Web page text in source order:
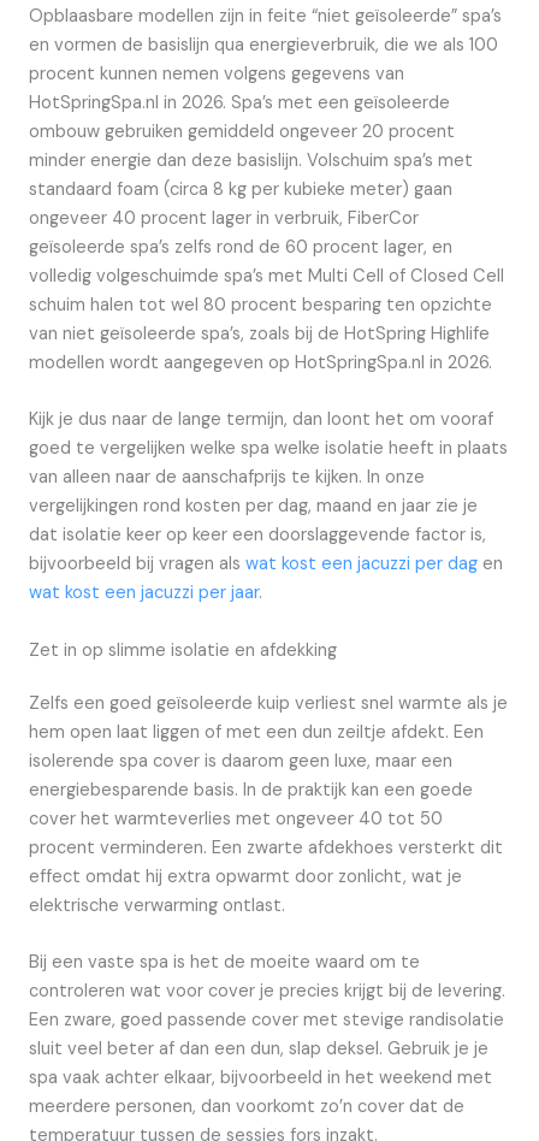
Opblaasbare modellen zijn in feite “niet geïsoleerde” spa’s
en vormen de basislijn qua energieverbruik, die we als 100
procent kunnen nemen volgens gegevens van
HotSpringSpa.nl in 2026. Spa’s met een geïsoleerde
ombouw gebruiken gemiddeld ongeveer 20 procent
minder energie dan deze basislijn. Volschuim spa’s met
standaard foam (circa 8 kg per kubieke meter) gaan
ongeveer 40 procent lager in verbruik, FiberCor
geïsoleerde spa’s zelfs rond de 60 procent lager, en
volledig volgeschuimde spa’s met Multi Cell of Closed Cell
schuim halen tot wel 80 procent besparing ten opzichte
van niet geïsoleerde spa’s, zoals bij de HotSpring Highlife
modellen wordt aangegeven op HotSpringSpa.nl in 2026.
Kijk je dus naar de lange termijn, dan loont het om vooraf
goed te vergelijken welke spa welke isolatie heeft in plaats
van alleen naar de aanschafprijs te kijken. In onze
vergelijkingen rond kosten per dag, maand en jaar zie je
dat isolatie keer op keer een doorslaggevende factor is,
bijvoorbeeld bij vragen als wat kost een jacuzzi per dag en
wat kost een jacuzzi per jaar.
Zet in op slimme isolatie en afdekking
Zelfs een goed geïsoleerde kuip verliest snel warmte als je
hem open laat liggen of met een dun zeiltje afdekt. Een
isolerende spa cover is daarom geen luxe, maar een
energiebesparende basis. In de praktijk kan een goede
cover het warmteverlies met ongeveer 40 tot 50
procent verminderen. Een zwarte afdekhoes versterkt dit
effect omdat hij extra opwarmt door zonlicht, wat je
elektrische verwarming ontlast.
Bij een vaste spa is het de moeite waard om te
controleren wat voor cover je precies krijgt bij de levering.
Een zware, goed passende cover met stevige randisolatie
sluit veel beter af dan een dun, slap deksel. Gebruik je je
spa vaak achter elkaar, bijvoorbeeld in het weekend met
meerdere personen, dan voorkomt zo’n cover dat de
temperatuur tussen de sessies fors inzakt.